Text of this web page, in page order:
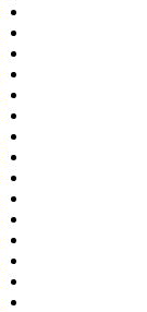
علیرضا
علیرضا
علیرضا
علیرضا
علیرضا
علیرضا
علیرضا
عماد
عمران
عمران
فاتح
فاروق